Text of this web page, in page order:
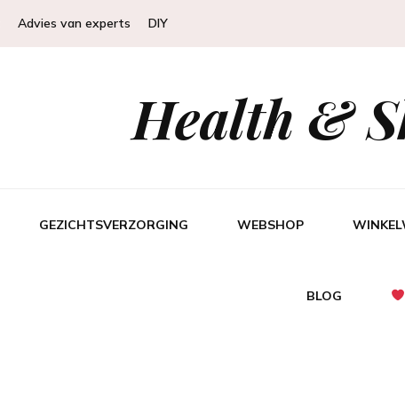
Advies van experts DIY
Health &
GEZICHTSVERZORGING WEBSHOP
BLOG